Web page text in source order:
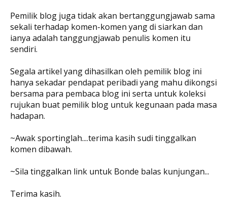
Pemilik blog juga tidak akan bertanggungjawab sama
sekali terhadap komen-komen yang di siarkan dan
ianya adalah tanggungjawab penulis komen itu
sendiri.
Segala artikel yang dihasilkan oleh pemilik blog ini
hanya sekadar pendapat peribadi yang mahu dikongsi
bersama para pembaca blog ini serta untuk koleksi
rujukan buat pemilik blog untuk kegunaan pada masa
hadapan.
~Awak sportinglah....terima kasih sudi tinggalkan
komen dibawah.
~Sila tinggalkan link untuk Bonde balas kunjungan...
Terima kasih.